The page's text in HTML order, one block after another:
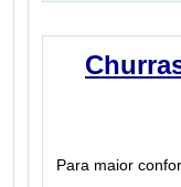
Para maior